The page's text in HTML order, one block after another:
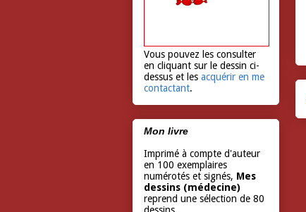
Vous pouvez les consulter
en cliquant sur le dessin ci-
dessus et les acquérir en me
contactant.
Mon livre
Imprimé à compte d'auteur
en 100 exemplaires
numérotés et signés, Mes
dessins (médecine)
reprend une sélection de 80